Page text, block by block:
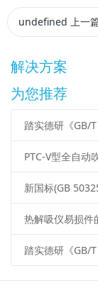
undefined 上一
解决方案
为您推荐
踏实德研《GB/
热解吸仪易损件
踏实德研《GB/